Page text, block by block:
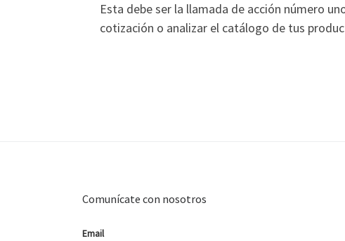
Esta debe ser la llamada de acción número
cotización o analizar el catálogo de tus
Comunícate con nosotros
Email